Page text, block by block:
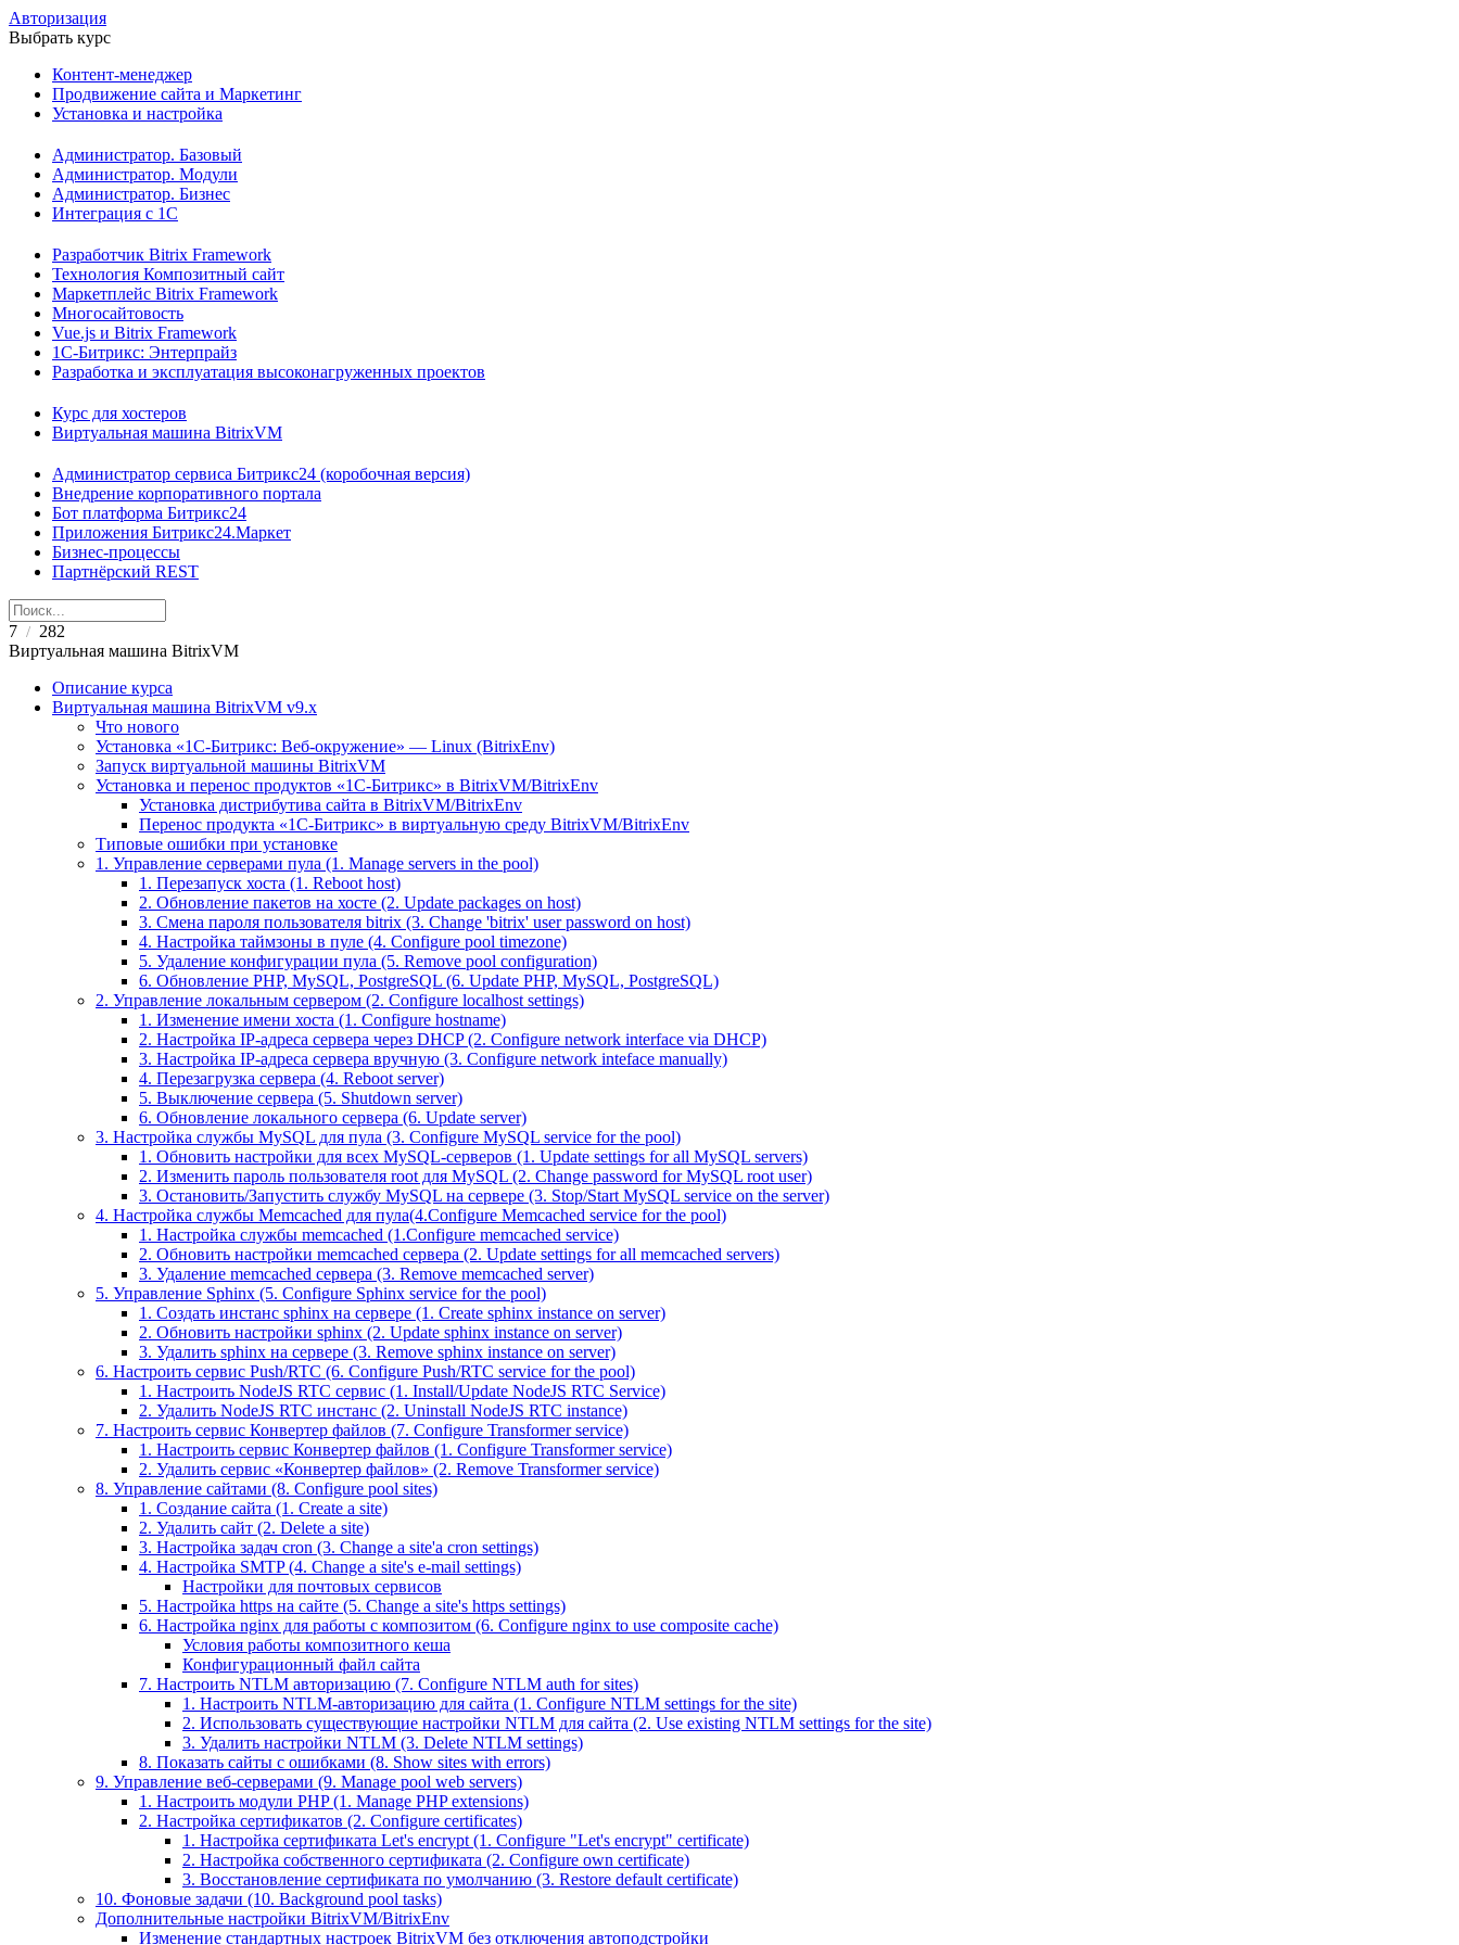
Авторизация
Выбрать курс
Контент-менеджер
Продвижение сайта и Маркетинг
Установка и настройка
Администратор. Базовый
Администратор. Модули
Администратор. Бизнес
Интеграция с 1С
Разработчик Bitrix Framework
Технология Композитный сайт
Маркетплейс Bitrix Framework
Многосайтовость
Vue.js и Bitrix Framework
1С-Битрикс: Энтерпрайз
Разработка и эксплуатация высоконагруженных проектов
Курс для хостеров
Виртуальная машина BitrixVM
Администратор сервиса Битрикс24 (коробочная версия)
Внедрение корпоративного портала
Бот платформа Битрикс24
Приложения Битрикс24.Маркет
Бизнес-процессы
Партнёрский REST
7 / 282
Виртуальная машина BitrixVM
Описание курса
Виртуальная машина BitrixVM v9.x
Что нового
Установка «1С-Битрикс: Веб-окружение» — Linux (BitrixEnv)
Запуск виртуальной машины BitrixVM
Установка и перенос продуктов «1С-Битрикс» в BitrixVM/BitrixEnv
Установка дистрибутива сайта в BitrixVM/BitrixEnv
Перенос продукта «1C-Битрикс» в виртуальную среду BitrixVM/BitrixEnv
Типовые ошибки при установке
1. Управление серверами пула (1. Manage servers in the pool)
1. Перезапуск хоста (1. Reboot host)
2. Обновление пакетов на хосте (2. Update packages on host)
3. Смена пароля пользователя bitrix (3. Change 'bitrix' user password on host)
4. Настройка таймзоны в пуле (4. Configure pool timezone)
5. Удаление конфигурации пула (5. Remove pool configuration)
6. Обновление PHP, MySQL, PostgreSQL (6. Update PHP, MySQL, PostgreSQL)
2. Управление локальным сервером (2. Configure localhost settings)
1. Изменение имени хоста (1. Configure hostname)
2. Настройка IP-адреса сервера через DHCP (2. Configure network interface via DHCP)
3. Настройка IP-адреса сервера вручную (3. Configure network inteface manually)
4. Перезагрузка сервера (4. Reboot server)
5. Выключение сервера (5. Shutdown server)
6. Обновление локального сервера (6. Update server)
3. Настройка службы MySQL для пула (3. Configure MySQL service for the pool)
1. Обновить настройки для всех MySQL-серверов (1. Update settings for all MySQL servers)
2. Изменить пароль пользователя root для MySQL (2. Change password for MySQL root user)
3. Остановить/Запустить службу MySQL на сервере (3. Stop/Start MySQL service on the server)
4. Настройка службы Memcached для пула(4.Configure Memcached service for the pool)
1. Настройка службы memcached (1.Configure memcached service)
2. Обновить настройки memcached сервера (2. Update settings for all memcached servers)
3. Удаление memcached сервера (3. Remove memcached server)
5. Управление Sphinx (5. Configure Sphinx service for the pool)
1. Создать инстанс sphinx на сервере (1. Create sphinx instance on server)
2. Обновить настройки sphinx (2. Update sphinx instance on server)
3. Удалить sphinx на сервере (3. Remove sphinx instance on server)
6. Настроить сервис Push/RTC (6. Configure Push/RTC service for the pool)
1. Настроить NodeJS RTC сервис (1. Install/Update NodeJS RTC Service)
2. Удалить NodeJS RTC инстанс (2. Uninstall NodeJS RTC instance)
7. Настроить сервис Конвертер файлов (7. Configure Transformer service)
1. Настроить сервис Конвертер файлов (1. Configure Transformer service)
2. Удалить сервис «Конвертер файлов» (2. Remove Transformer service)
8. Управление сайтами (8. Configure pool sites)
1. Создание сайта (1. Create a site)
2. Удалить сайт (2. Delete a site)
3. Настройка задач cron (3. Change a site'a cron settings)
4. Настройка SMTP (4. Change a site's e-mail settings)
Настройки для почтовых сервисов
5. Настройка https на сайте (5. Change a site's https settings)
6. Настройка nginx для работы с композитом (6. Configure nginx to use composite cache)
Условия работы композитного кеша
Конфигурационный файл сайта
7. Настроить NTLM авторизацию (7. Configure NTLM auth for sites)
1. Настроить NTLM-авторизацию для сайта (1. Configure NTLM settings for the site)
2. Использовать существующие настройки NTLM для сайта (2. Use existing NTLM settings for the site)
3. Удалить настройки NTLM (3. Delete NTLM settings)
8. Показать сайты с ошибками (8. Show sites with errors)
9. Управление веб-серверами (9. Manage pool web servers)
1. Настроить модули PHP (1. Manage PHP extensions)
2. Настройка сертификатов (2. Configure certificates)
1. Настройка сертификата Let's encrypt (1. Configure "Let's encrypt" certificate)
2. Настройка собственного сертификата (2. Configure own certificate)
3. Восстановление сертификата по умолчанию (3. Restore default certificate)
10. Фоновые задачи (10. Background pool tasks)
Дополнительные настройки BitrixVM/BitrixEnv
Изменение стандартных настроек BitrixVM без отключения автоподстройки